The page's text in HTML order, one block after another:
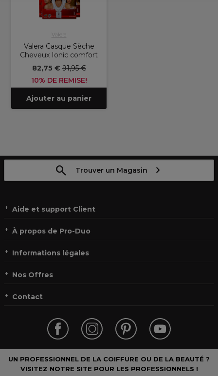
Valera
Valera Casque Sèche
Cheveux Ionic comfort
82,75 €91,95 €
10% DE REMISE!
Ajouter au panier
Trouver un Magasin
Aide et support Client
À propos de Pro-Duo
Informations légales
Nos Offres
Contact
UN PROFESSIONNEL DE LA COIFFURE OU DE LA BEAUTÉ ?
VISITEZ NOTRE SITE POUR LES PROFESSIONNELS !